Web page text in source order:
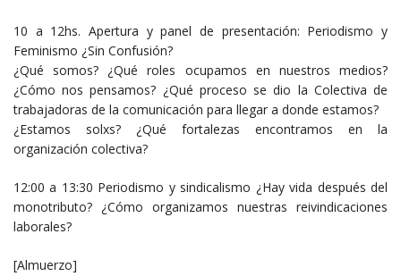
10 a 12hs. Apertura y panel de presentación: Periodismo y
Feminismo ¿Sin Confusión?
¿Qué somos? ¿Qué roles ocupamos en nuestros medios?
¿Cómo nos pensamos? ¿Qué proceso se dio la Colectiva de
trabajadoras de la comunicación para llegar a donde estamos?
¿Estamos solxs? ¿Qué fortalezas encontramos en la
organización colectiva?
12:00 a 13:30 Periodismo y sindicalismo ¿Hay vida después del
monotributo? ¿Cómo organizamos nuestras reivindicaciones
laborales?
[Almuerzo]